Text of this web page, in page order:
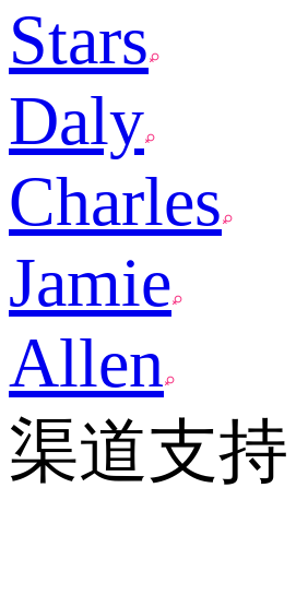
Stars
Daly
Charles
Jamie
Allen
渠道支持